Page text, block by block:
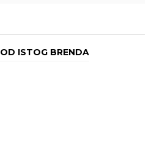
OD ISTOG BRENDA